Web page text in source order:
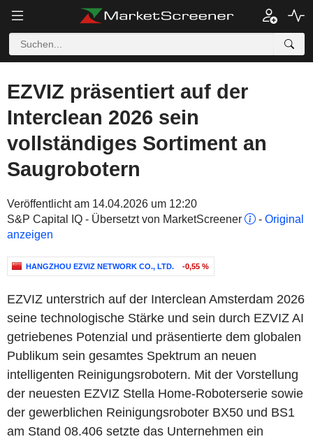
EZVIZ präsentiert auf der
Interclean 2026 sein
vollständiges Sortiment an
Saugrobotern
Veröffentlicht am 14.04.2026 um 12:20
S&P Capital IQ - Übersetzt von MarketScreener
- Original
anzeigen
HANGZHOU EZVIZ NETWORK CO., LTD. -0,55 %
EZVIZ unterstrich auf der Interclean Amsterdam 2026
seine technologische Stärke und sein durch EZVIZ AI
getriebenes Potenzial und präsentierte dem globalen
Publikum sein gesamtes Spektrum an neuen
intelligenten Reinigungsrobotern. Mit der Vorstellung
der neuesten EZVIZ Stella Home-Roboterserie sowie
der gewerblichen Reinigungsroboter BX50 und BS1
am Stand 08.406 setzte das Unternehmen ein